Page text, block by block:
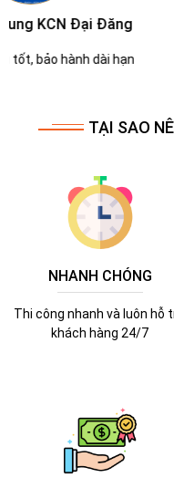
Dịch vụ chắm sóc cây
TẠI SAO
NHANH CHÓNG
Thi công nhanh và luôn hỗ
khách hàng 24/7